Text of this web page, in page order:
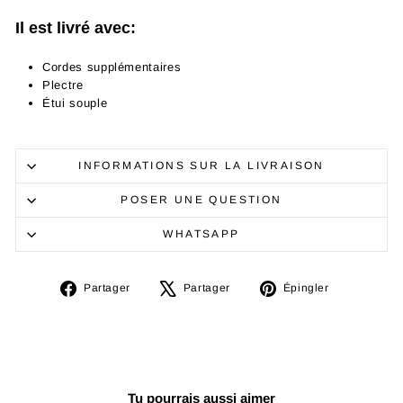
Il est livré avec:
Cordes supplémentaires
Plectre
Étui souple
INFORMATIONS SUR LA LIVRAISON
POSER UNE QUESTION
WHATSAPP
Partager
PartagerPartager
TweeterÉpingler
Tu pourrais aussi aimer